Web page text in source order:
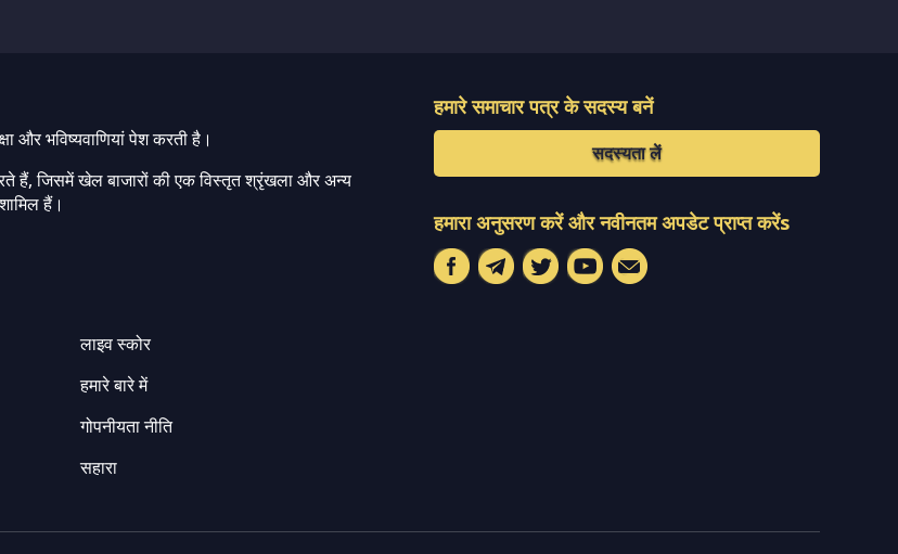
और भविष्यवाणियां पेश करती है।
हैं, जिसमें खेल बाजारों की एक विस्तृत श्रृंखला और अन्य
हैं।
लाइव स्कोर
हमारे बारे में
गोपनीयता नीति
सहारा
हमारे समाचार पत्र के सदस्य बनें
सदस्यता लें
हमारा अनुसरण करें और नवीनतम अपडेट प्राप्त करेंs